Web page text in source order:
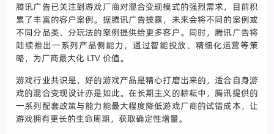
腾讯广告已关注到游戏厂商对混合变现模式的强烈需求，目前积
累了丰富的客户案例。据腾讯广告披露，未来会将不同的案例或
不同分品类、分玩法的案例提供给更多客户。同时，腾讯广告将
陆续推出一系列产品侧能力，通过智能投放、精细化运营等策
略，为厂商最大化 LTV 价值。
游戏行业共识是，好的游戏产品是精心打磨出来的，适合自身游
戏的混合变现设计亦是如此。在长期主义的耕耘中，腾讯提供的
一系列配套政策与能力能最大程度降低游戏厂商的试错成本，让
游戏拥有更长的生命周期，获取确定性增量。